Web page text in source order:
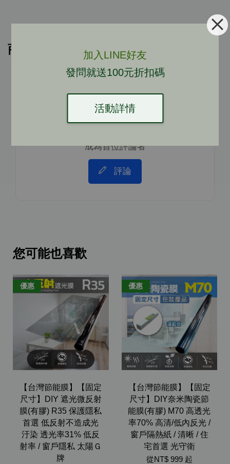
加入LINE好友
發問就送100元折扣碼
活動詳情
商品評價
成為首位評論者
評論
您可能也喜歡
優惠
【台灣節能膜】【固定
尺寸】DIY 遮光微反射
膜(有膠) R35 保護隱私
首選 低反射不造成光
汙染 透光率31% 低反
射率 / 窗戶隱私 太陽Ｇ
牌
優惠
【台灣節能膜】【固定
尺寸】DIY奈米陶瓷節
能膜(有膠) M70 高透光
率70% 高清/低內反光 /
窗戶隔熱紙 / 清晰 / 住
宅首選 光守衛
從NT$ 999 起